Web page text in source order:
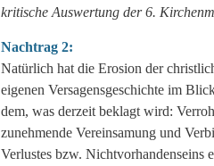
kritische Auswertung der 6.
Nachtrag 2:
Natürlich hat die Erosion der
eigenen Versagensgeschichte im
dem, was derzeit beklagt wird:
zunehmende Vereinsamung und
Verlustes bzw. Nichtvorhandenseins